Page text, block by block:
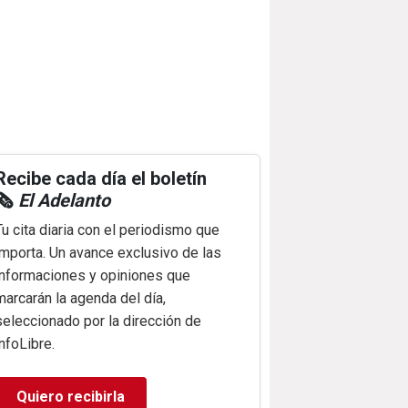
cada día el boletín
El Adelanto
cita diaria con el periodismo que
Un avance exclusivo de las
y opiniones que
la agenda del día,
por la dirección de
Quiero recibirla